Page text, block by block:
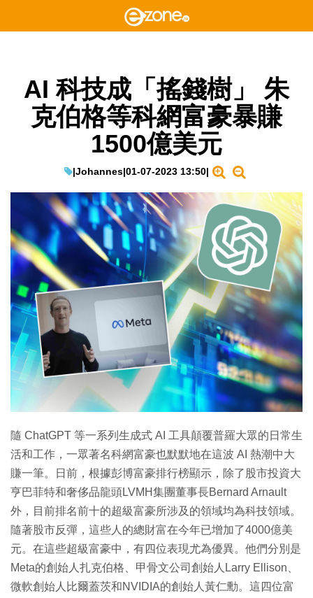
AI 科技成「搖錢樹」 朱
克伯格等科網富豪暴賺
1500億美元
|Johannes|01-07-2023 13:50|
隨 ChatGPT 等一系列生成式 AI 工具顛覆普羅大眾的日常生
活和工作，一眾著名科網富豪也默默地在這波 AI 熱潮中大
賺一筆。日前，根據彭博富豪排行榜顯示，除了股市投資大
亨巴菲特和奢侈品龍頭LVMH集團董事長Bernard Arnault
外，目前排名前十的超級富豪所涉及的領域均為科技領域。
隨著股市反彈，這些人的總財富在今年已增加了4000億美
元。在這些超級富豪中，有四位表現尤為優異。他們分別是
Meta的創始人扎克伯格、甲骨文公司創始人Larry Ellison、
微軟創始人比爾蓋茨和NVIDIA的創始人黃仁勳。這四位富